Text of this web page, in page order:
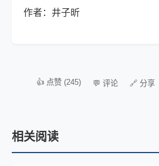
作者：井子昕
👍 点赞 (245) 💬 评论 🔗 分享
相关阅读